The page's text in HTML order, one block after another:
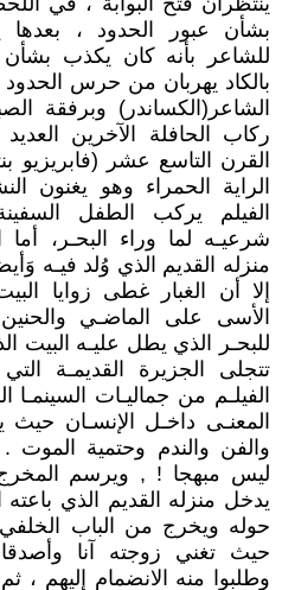
بشأن عبور الحدود ، بعدها
للشاعر بأنه كان يكذب بشأن
بالكاد يهربان من حرس
الشاعر(الكساندر) وبرفقة
ركاب الحافلة الآخرين
القرن التاسع عشر (فابريزيو
الراية الحمراء وهو يغنون
الفيلم يركب الطفل
شرعيـه لما وراء البحـر، أما
منزله القديم الذي وُلد فيـه
إلا أن الغبار غطى زوايا
الأسى على الماضـي والحنين
للبحـر الذي يطل عليـه البيت
تتجلى الجزيرة القديمـة
الفيلـم من جماليـات
المعنـى داخـل الإنسـان
والفن والندم وحتمية الموت .
ليس مبهجا ! , ويرسم
يدخل منزله القديم الذي
حوله ويخرج من الباب
حيث تغني زوجته آنا
وطلبوا منه الانضمام إليهم ،